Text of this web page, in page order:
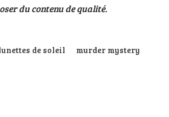
du contenu de qualité.
de soleil
murder mystery